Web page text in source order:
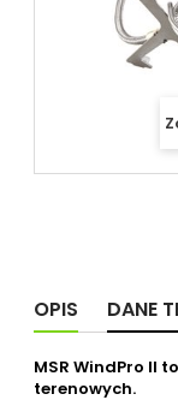
OPIS DANE
MSR WindPro II
terenowych.